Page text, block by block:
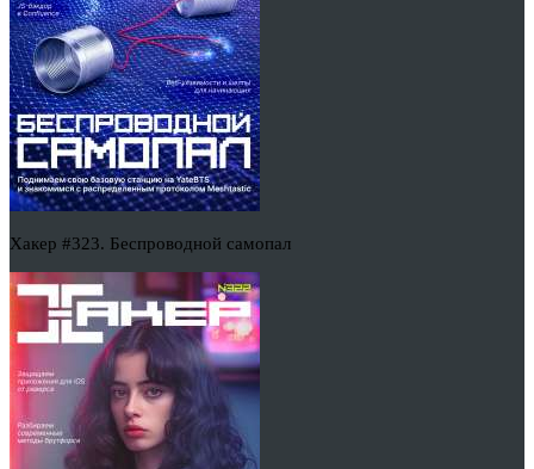
Хакер #323. Беспроводной самопал